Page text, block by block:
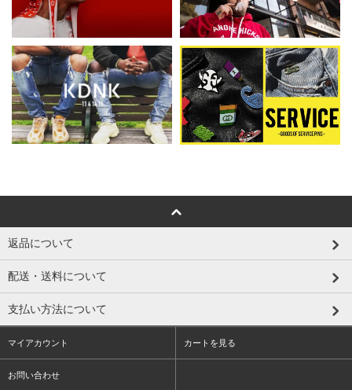
返品について
配送・送料について
支払い方法について
マイアカウント カートを見る
お問い合わせ